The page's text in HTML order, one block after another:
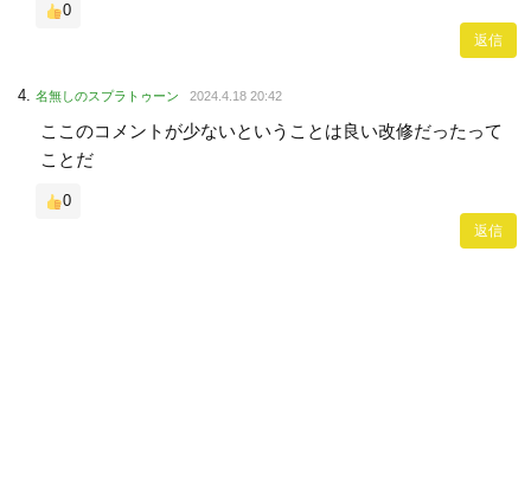
0
返信
名無しのスプラトゥーン 2024.4.18 20:42
ここのコメントが少ないということは良い改修だったって
ことだ
0
返信